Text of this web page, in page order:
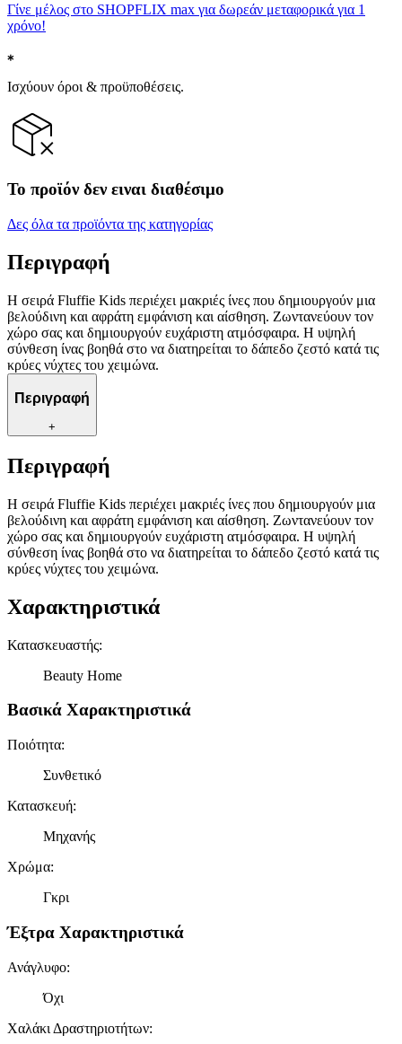
Γίνε μέλος στο SHOPFLIX max για δωρεάν μεταφορικά για 1
χρόνο!
Ισχύουν όροι & προϋποθέσεις.
Το προϊόν δεν ειναι διαθέσιμο
Δες όλα τα προϊόντα της κατηγορίας
Περιγραφή
Η σειρά Fluffie Kids περιέχει μακριές ίνες που δημιουργούν μια
βελούδινη και αφράτη εμφάνιση και αίσθηση. Ζωντανεύουν τον
χώρο σας και δημιουργούν ευχάριστη ατμόσφαιρα. Η υψηλή
σύνθεση ίνας βοηθά στο να διατηρείται το δάπεδο ζεστό κατά τις
κρύες νύχτες του χειμώνα.
Περιγραφή
+
Περιγραφή
Η σειρά Fluffie Kids περιέχει μακριές ίνες που δημιουργούν μια
βελούδινη και αφράτη εμφάνιση και αίσθηση. Ζωντανεύουν τον
χώρο σας και δημιουργούν ευχάριστη ατμόσφαιρα. Η υψηλή
σύνθεση ίνας βοηθά στο να διατηρείται το δάπεδο ζεστό κατά τις
κρύες νύχτες του χειμώνα.
Χαρακτηριστικά
Κατασκευαστής:
Beauty Home
Βασικά Χαρακτηριστικά
Ποιότητα:
Συνθετικό
Κατασκευή:
Μηχανής
Χρώμα:
Γκρι
Έξτρα Χαρακτηριστικά
Ανάγλυφο:
Όχι
Χαλάκι Δραστηριοτήτων: